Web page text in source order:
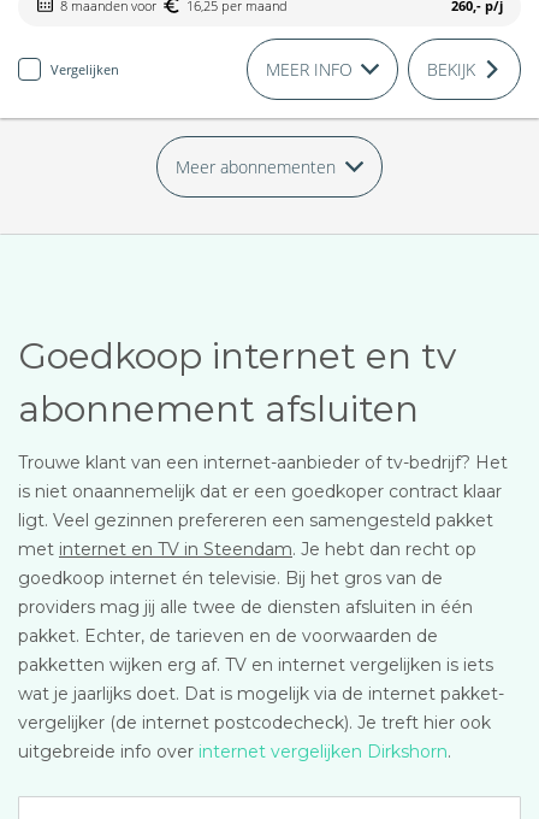
8 maanden voor 16,25 per maand 260,- p/j
Vergelijken MEER INFO BEKIJK
Meer abonnementen
Goedkoop internet en tv
abonnement afsluiten
Trouwe klant van een internet-aanbieder of tv-bedrijf? Het
is niet onaannemelijk dat er een goedkoper contract klaar
ligt. Veel gezinnen prefereren een samengesteld pakket
met internet en TV in Steendam. Je hebt dan recht op
goedkoop internet én televisie. Bij het gros van de
providers mag jij alle twee de diensten afsluiten in één
pakket. Echter, de tarieven en de voorwaarden de
pakketten wijken erg af. TV en internet vergelijken is iets
wat je jaarlijks doet. Dat is mogelijk via de internet pakket-
vergelijker (de internet postcodecheck). Je treft hier ook
uitgebreide info over internet vergelijken Dirkshorn.